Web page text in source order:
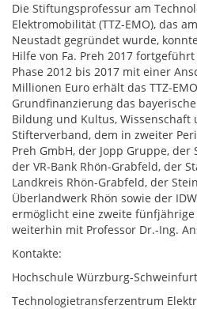
Die Stiftungsprofessur am
Elektromobilität (TTZ-EMO), das
Neustadt gegründet wurde,
Hilfe von Fa. Preh 2017
Phase 2012 bis 2017 mit einer
Millionen Euro erhält das TTZ-
Grundfinanzierung das
Bildung und Kultus, Wissenschaft
Stifterverband, dem in zweiter
Preh GmbH, der Jopp Gruppe, der
der VR-Bank Rhön-Grabfeld, der
Landkreis Rhön-Grabfeld, der
Überlandwerk Rhön sowie der
ermöglicht eine zweite
weiterhin mit Professor Dr.-Ing.
Kontakte:
Hochschule Würzburg-Schweinfurt
Technologietransferzentrum